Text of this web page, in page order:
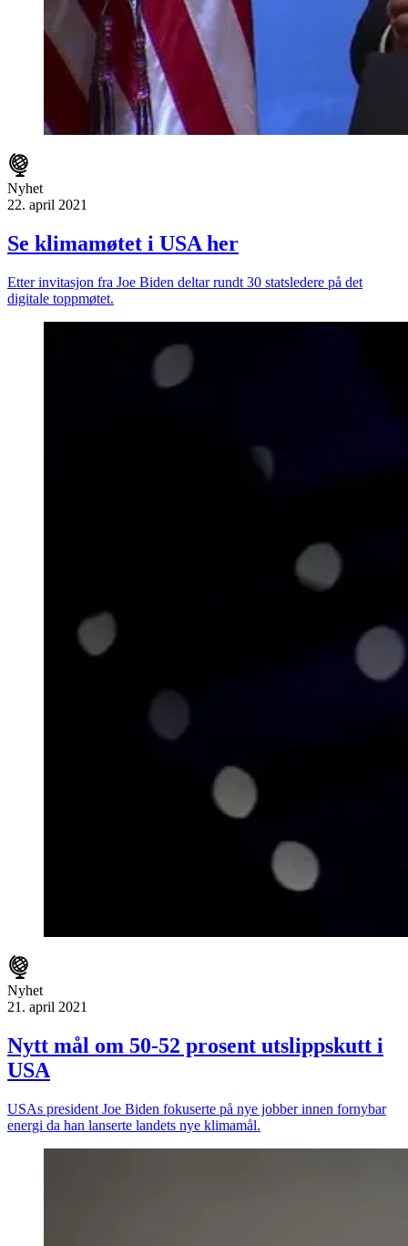
Nyhet
22. april 2021
Se klimamøtet i USA her
Etter invitasjon fra Joe Biden deltar rundt 30 statsledere på det
digitale toppmøtet.
Nyhet
21. april 2021
Nytt mål om 50-52 prosent utslippskutt i
USA
USAs president Joe Biden fokuserte på nye jobber innen fornybar
energi da han lanserte landets nye klimamål.